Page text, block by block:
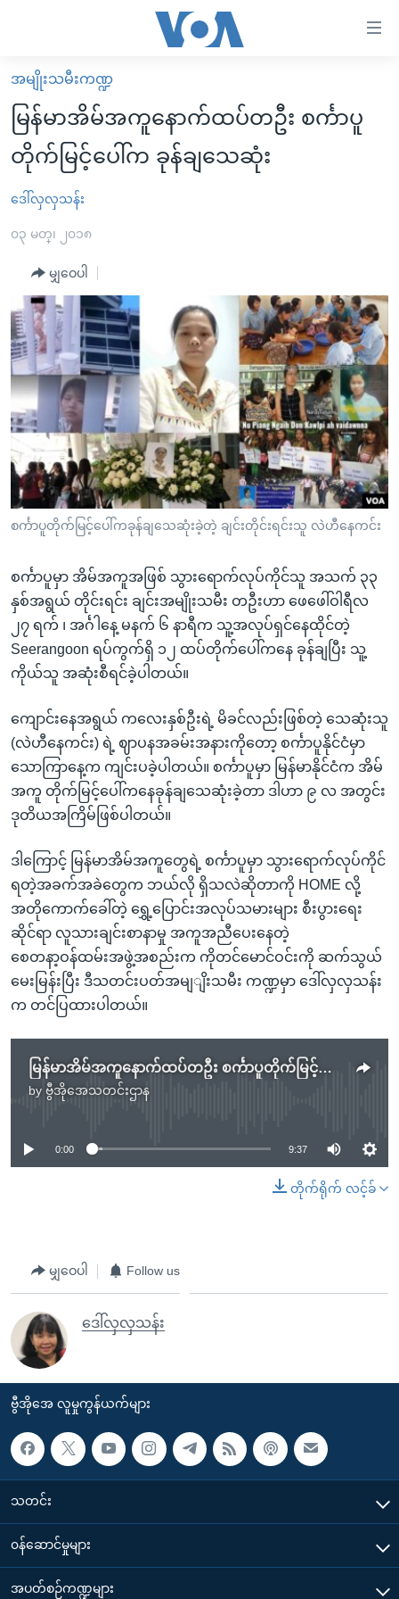
လွယ်ကူ
စေ
သည့်
Link
များ
ပင်မ
ကျော်
ကြည့်
ရန်
ပင်မ
ညွန်း
စာမျက်နှာ
သို့
ကျော်
ကြည့်
ရှာဖွေ
ရန်
နေရာ
သို့
ကျော်
မူလစာမျက်နှာ
မြန်မာ
ကမ္ဘာ့သတင်းများ
နိုင်ငံတကာ
အစ္စရေး-ပါလက်စတိုင်း
ဗွီဒီယို
အင်္ဂလိပ်စာလေ့လာမယ်
အမေရိကန်သုံးအီဒီယံ
မကြေးမုံရဲ့ အင်္ဂလိပ်စာ
ရုပ်ရှင်ထဲက အင်္ဂလိပ်စာ
သုတပဒေသာ အင်္ဂလိပ်စာ
အပတ်စဉ်ကဏ္ဍများ
ရေဒီယို
တီဗွီ
ရေဒီယိုနှင့်ရုပ်သံ အချက်အလက်များ
ရေဒီယို/တီဗွီအစီအစဉ်
Learning English
ဗွီအိုအေ လူမှုကွန်ယက်များ
ဘာသာစကားများ
အမျိုးသမီးကဏ္ဍ
မြန်မာအိမ်အကူနောက်ထပ်တဦး စင်္ကာပူ
တိုက်မြင့်ပေါ်က ခုန်ချသေဆုံး
ဒေါ်လှလှသန်း
၀၃ မတ္၊ ၂၀၁၈
မျှဝေပါ
စင်္ကာပူတိုက်မြင့်ပေါ်ကခုန်ချသေဆုံးခဲ့တဲ့ ချင်းတိုင်းရင်းသူ လဲဟီနေကင်း
စင်္ကာပူမှာ အိမ်အကူအဖြစ် သွားရောက်လုပ်ကိုင်သူ အသက် ၃၃
နှစ်အရွယ် တိုင်းရင်း ချင်းအမျိုးသမီး တဦးဟာ ဖေဖေါ်ဝါရီလ
၂၇ ရက် ၊ အင်္ဂါနေ့ မနက် ၆ နာရီက သူ့အလုပ်ရှင်နေထိုင်တဲ့
Seerangoon ရပ်ကွက်ရှိ ၁၂ ထပ်တိုက်ပေါ်ကနေ ခုန်ချပြီး သူ့
ကိုယ်သူ အဆုံးစီရင်ခဲ့ပါတယ်။
ကျောင်းနေအရွယ် ကလေးနှစ်ဦးရဲ့ မိခင်လည်းဖြစ်တဲ့ သေဆုံးသူ
(လဲဟီနေကင်း) ရဲ့ ဈာပနအခမ်းအနားကိုတော့ စင်္ကာပူနိုင်ငံမှာ
သောကြာနေ့က ကျင်းပခဲ့ပါတယ်။ စင်္ကာပူမှာ မြန်မာနိုင်ငံက အိမ်
အကူ တိုက်မြင့်ပေါ်ကနေခုန်ချသေဆုံးခဲ့တာ ဒါဟာ ၉ လ အတွင်း
ဒုတိယအကြိမ်ဖြစ်ပါတယ်။
ဒါကြောင့် မြန်မာအိမ်အကူတွေရဲ့ စင်္ကာပူမှာ သွားရောက်လုပ်ကိုင်
ရတဲ့အခက်အခဲတွေက ဘယ်လို ရှိသလဲဆိုတာကို HOME လို့
အတိုကောက်ခေါ်တဲ့ ရွှေ့ပြောင်းအလုပ်သမားများ စီးပွားရေး
ဆိုင်ရာ လူသားချင်းစာနာမှု အကူအညီပေးနေတဲ့
စေတနာ့ဝန်ထမ်းအဖွဲ့အစည်းက ကိုတင်မောင်ဝင်းကို ဆက်သွယ်
မေးမြန်းပြီး ဒီသတင်းပတ်အမျျိးသမီး ကဏ္ဍမှာ ဒေါ်လှလှသန်း
က တင်ပြထားပါတယ်။
မြန်မာအိမ်အကူနောက်ထပ်တဦး စင်္ကာပူတိုက်မြင့်ပေါ်က ခုန်ချသေဆုံး
by ဗွီအိုအေသတင်းဌာန
No media source currently available
0:00 9:37
တိုက်ရိုက် လင့်ခ်
မျှဝေပါ Follow us
ဒေါ်လှလှသန်း
ဗွီအိုအေ လူမှုကွန်ယက်များ
သတင်း
၀န်ဆောင်မှုများ
အပတ်စဉ်ကဏ္ဍများ